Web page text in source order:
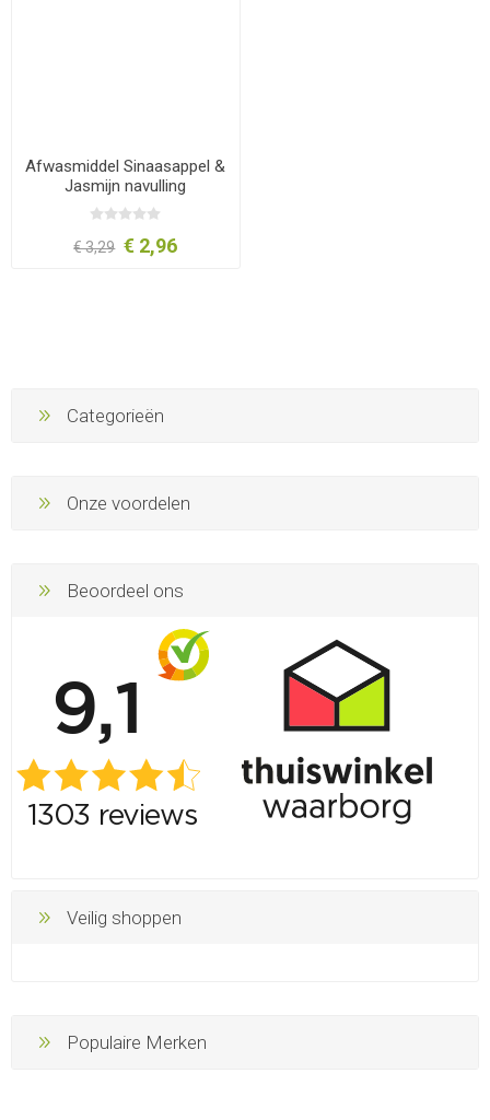
Afwasmiddel Sinaasappel &
Jasmijn navulling
€ 3,29 € 2,96
Categorieën
Onze voordelen
Beoordeel ons
Veilig shoppen
Populaire Merken